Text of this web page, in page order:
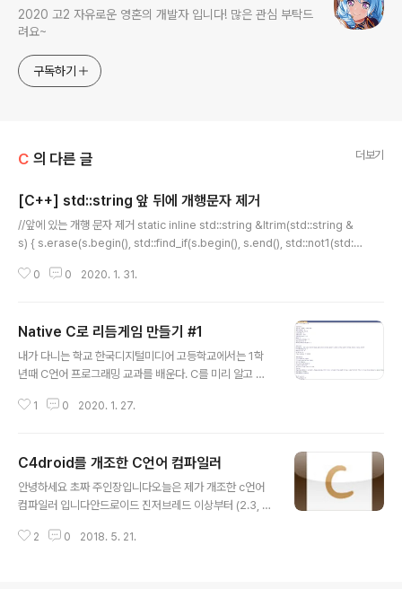
2020 고2 자유로운 영혼의 개발자 입니다! 많은 관심 부탁드
려요~
구독하기
C 의 다른 글 더보기
[C++] std::string 앞 뒤에 개행문자 제거
//앞에 있는 개행 문자 제거 static inline std::string &ltrim(std::string &
s) { s.erase(s.begin(), std::find_if(s.begin(), s.end(), std::not1(std::
ne std::string &rtrim(std::string &s) { s.erase(std::find_if(s.rbegin
0 0 2020. 1. 31.
Native C로 리듬게임 만들기 #1
내가 다니는 학교 한국디지털미디어 고등학교에서는 1학
년때 C언어 프로그래밍 교과를 배운다. C를 미리 알고 있
언어를 알고 있는 사람은 교과우수상을 노리지 A로는 성이
기 3초전에 생각해낸 이름) 프로젝트! 먼저 네이티브 C는
굉장히 거지같다. 안되는게 많고 필요한건 직접 만들어서
써야 하기 때문이다. 이러한 단점을 극복하기 위한 방법은
만들려면 맵 파일을 불러와야 노트를 만들던지 할 것 이다.
1 0 2020. 1. 27.
C4droid를 개조한 C언어 컴파일러
안녕하세요 초짜 주인장입니다오늘은 제가 개조한 c언어
컴파일러 입니다안드로이드 진저브레드 이상부터 (2.3, A
-----------------------------------------------
2 0 2018. 5. 21.